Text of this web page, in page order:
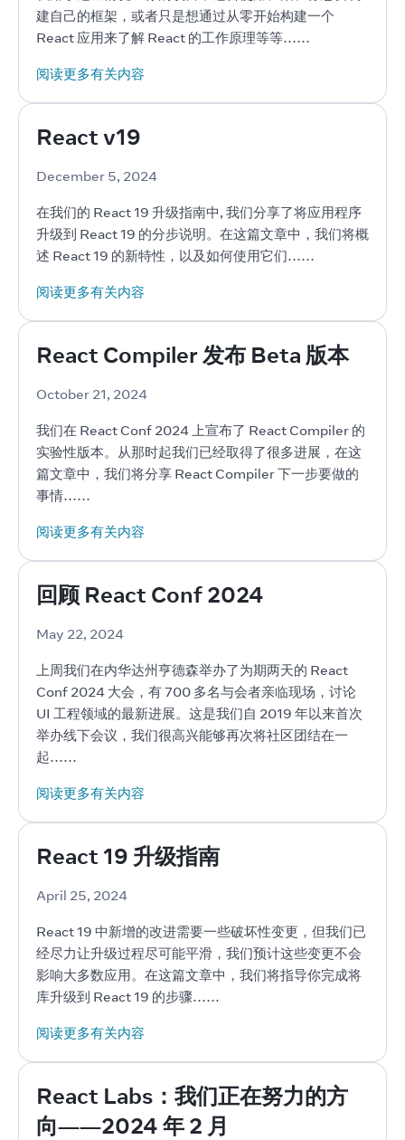
建自己的框架，或者只是想通过从零开始构建一个
React 应用来了解 React 的工作原理等等……
阅读更多有关内容
React v19
December 5, 2024
在我们的 React 19 升级指南中, 我们分享了将应用程序
升级到 React 19 的分步说明。在这篇文章中，我们将概
述 React 19 的新特性，以及如何使用它们……
阅读更多有关内容
React Compiler 发布 Beta 版本
October 21, 2024
我们在 React Conf 2024 上宣布了 React Compiler 的
实验性版本。从那时起我们已经取得了很多进展，在这
篇文章中，我们将分享 React Compiler 下一步要做的
事情……
阅读更多有关内容
回顾 React Conf 2024
May 22, 2024
上周我们在内华达州亨德森举办了为期两天的 React
Conf 2024 大会，有 700 多名与会者亲临现场，讨论
UI 工程领域的最新进展。这是我们自 2019 年以来首次
举办线下会议，我们很高兴能够再次将社区团结在一
起……
阅读更多有关内容
React 19 升级指南
April 25, 2024
React 19 中新增的改进需要一些破坏性变更，但我们已
经尽力让升级过程尽可能平滑，我们预计这些变更不会
影响大多数应用。在这篇文章中，我们将指导你完成将
库升级到 React 19 的步骤……
阅读更多有关内容
React Labs：我们正在努力的方
向——2024 年 2 月